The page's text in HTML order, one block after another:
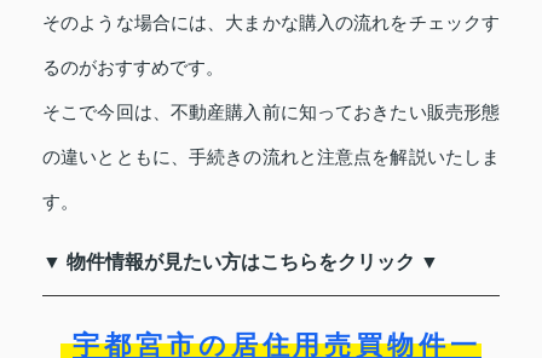
そのような場合には、大まかな購入の流れをチェックす
るのがおすすめです。
そこで今回は、不動産購入前に知っておきたい販売形態
の違いとともに、手続きの流れと注意点を解説いたしま
す。
▼ 物件情報が見たい方はこちらをクリック ▼
宇都宮市の居住用売買物件一